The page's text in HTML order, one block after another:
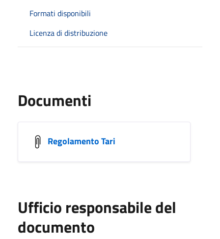
Formati disponibili
Licenza di distribuzione
Documenti
Regolamento Tari
Ufficio responsabile del
documento